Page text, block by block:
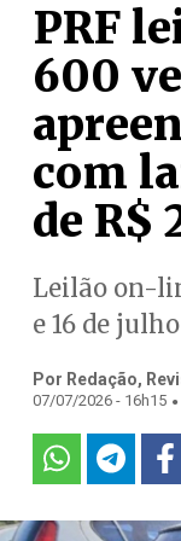
PRF
600
com
de R$
Leilão on-
e 16 de julho
Por Redação,
07/07/2026 - 16h15 .